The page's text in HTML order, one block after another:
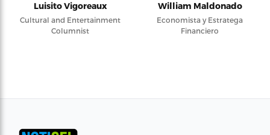
Luisito Vigoreaux
Cultural and Entertainment
Columnist
William Maldonado
Economista y Estratega
Financiero